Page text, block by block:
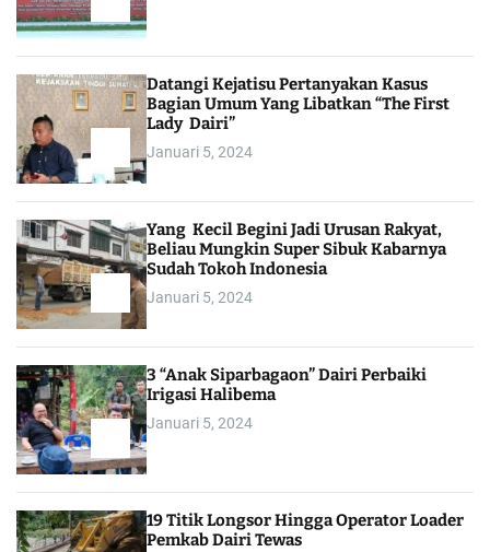
Datangi Kejatisu Pertanyakan Kasus
Bagian Umum Yang Libatkan “The First
Lady Dairi”
Januari 5, 2024
Yang Kecil Begini Jadi Urusan Rakyat,
Beliau Mungkin Super Sibuk Kabarnya
Sudah Tokoh Indonesia
Januari 5, 2024
3 “Anak Siparbagaon” Dairi Perbaiki
Irigasi Halibema
Januari 5, 2024
19 Titik Longsor Hingga Operator Loader
Pemkab Dairi Tewas